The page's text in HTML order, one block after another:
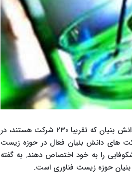
بهزاد قره یاضی در این خصوص توضیح داد: حدود ۱۱ درصد از شرکت های دانش بنیان که تقریبا ۲۳۰ شرکت هستند، در
های دانش بنیان فعال در حوزه زیست
را به خود اختصاص دهند. به گفته
حوزه زیست فناوری است.